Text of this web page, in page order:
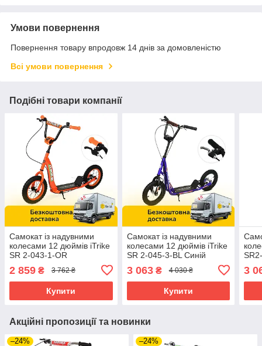
Умови повернення
Повернення товару впродовж 14 днів за домовленістю
Всі умови повернення
Подібні товари компанії
Самокат із надувними
колесами 12 дюймів iTrike
SR 2-043-1-OR
2 859 ₴ 3 762 ₴
Купити
Самокат із надувними
колесами 12 дюймів iTrike
SR 2-045-3-BL Синій
3 063₴ 4 030 ₴
Купити
3
Акційні пропозиції та новинки
–24% –24%